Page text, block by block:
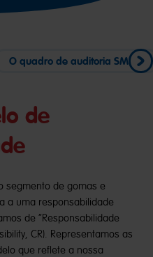
O quadro de auditoria SMETA
de
segmento de gomas e
a uma responsabilidade
de “Responsabilidade
CR). Representamos as
que reflete a nossa